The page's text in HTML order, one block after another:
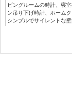
ビングルームの時計、寝
ン吊り下げ時計、ホームク
シンプルでサイレントな